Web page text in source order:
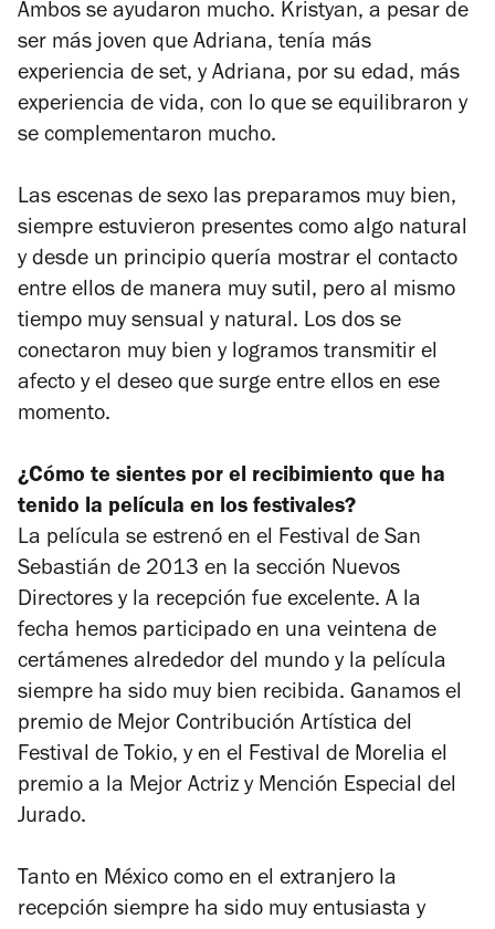
Ambos se ayudaron mucho. Kristyan, a pesar de
ser más joven que Adriana, tenía más
experiencia de set, y Adriana, por su edad, más
experiencia de vida, con lo que se equilibraron y
se complementaron mucho.
Las escenas de sexo las preparamos muy bien,
siempre estuvieron presentes como algo natural
y desde un principio quería mostrar el contacto
entre ellos de manera muy sutil, pero al mismo
tiempo muy sensual y natural. Los dos se
conectaron muy bien y logramos transmitir el
afecto y el deseo que surge entre ellos en ese
momento.
¿Cómo te sientes por el recibimiento que ha
tenido la película en los festivales?
La película se estrenó en el Festival de San
Sebastián de 2013 en la sección Nuevos
Directores y la recepción fue excelente. A la
fecha hemos participado en una veintena de
certámenes alrededor del mundo y la película
siempre ha sido muy bien recibida. Ganamos el
premio de Mejor Contribución Artística del
Festival de Tokio, y en el Festival de Morelia el
premio a la Mejor Actriz y Mención Especial del
Jurado.
Tanto en México como en el extranjero la
recepción siempre ha sido muy entusiasta y